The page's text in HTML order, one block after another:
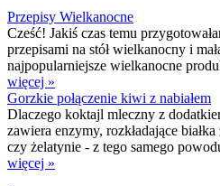
Przepisy Wielkanocne
Cześć! Jakiś czas temu
przepisami na stół wielkanocny i
najpopularniejsze wielkanocne
więcej »
Gorzkie połączenie kiwi z nabiałem
Dlaczego koktajl mleczny z
zawiera enzymy, rozkładające
czy żelatynie - z tego samego
więcej »